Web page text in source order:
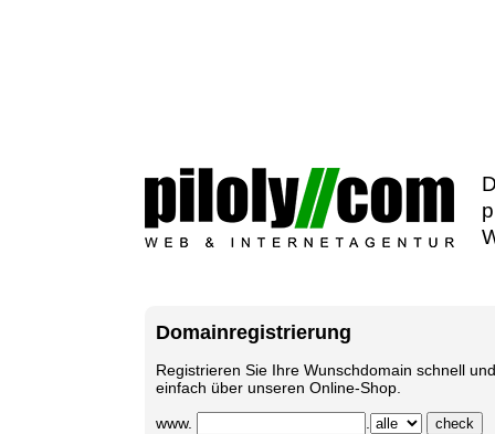
Domainregistrierung
Registrieren Sie Ihre Wunschdomain schnell und
einfach über unseren Online-Shop.
www.
.